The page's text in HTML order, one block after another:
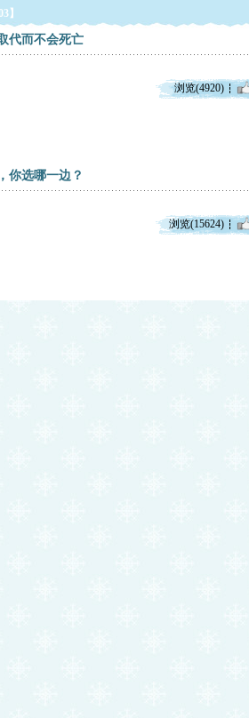
】
代而不会死亡
浏览(4920)
你选哪一边？
浏览(15624)